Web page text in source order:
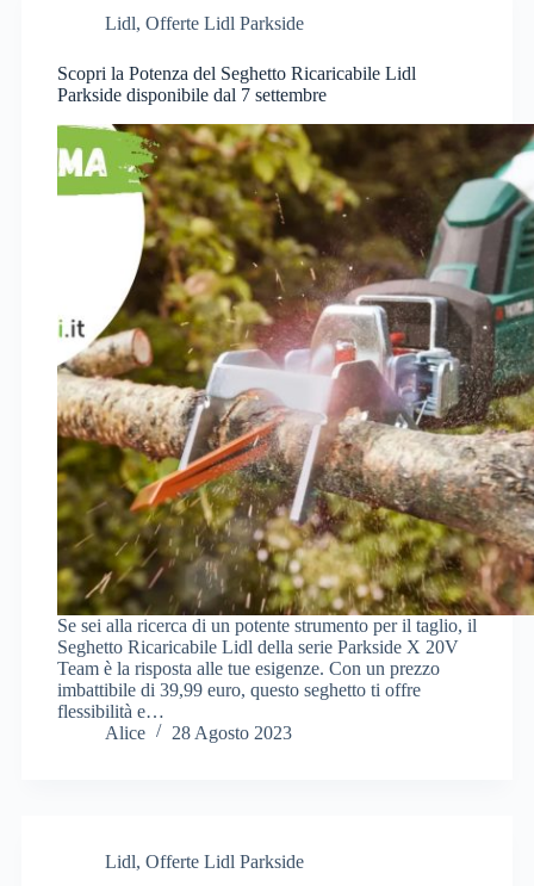
Lidl, Offerte Lidl Parkside
Scopri la Potenza del Seghetto Ricaricabile Lidl
Parkside disponibile dal 7 settembre
Se sei alla ricerca di un potente strumento per il taglio, il
Seghetto Ricaricabile Lidl della serie Parkside X 20V
Team è la risposta alle tue esigenze. Con un prezzo
imbattibile di 39,99 euro, questo seghetto ti offre
flessibilità e…
Alice
28 Agosto 2023
Lidl, Offerte Lidl Parkside